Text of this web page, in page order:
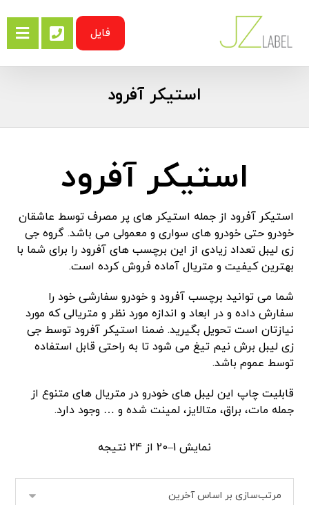
فایل
استیکر آفرود
استیکر آفرود
استیکر آفرود از جمله استیکر های پر مصرف توسط عاشقان
خودرو حتی خودرو های سواری و معمولی می باشد. گروه جی
زی لیبل تعداد زیادی از این برچسب های آفرود را برای شما با
بهترین کیفیت و متریال آماده فروش کرده است.
شما می توانید برچسب آفرود و خودرو سفارشی خود را
سفارش داده و در ابعاد و اندازه مورد نظر و متریالی که مورد
نیازتان است تحویل بگیرید. ضمنا استیکر آفرود توسط جی
زی لیبل برش نیم تیغ می شود تا به راحتی قابل استفاده
توسط عموم باشد.
قابلیت چاپ این لیبل های خودرو در متریال های متنوع از
جمله مات، براق، متالایز، لمینت شده و … وجود دارد.
نمایش 1–20 از 24 نتیجه